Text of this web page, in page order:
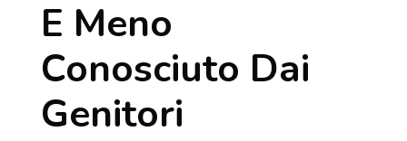
E Meno
Conosciuto Dai
Genitori